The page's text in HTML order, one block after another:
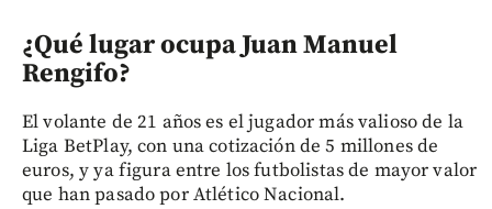
¿Qué lugar ocupa Juan Manuel
Rengifo?
El volante de 21 años es el jugador más valioso de la
Liga BetPlay, con una cotización de 5 millones de
euros, y ya figura entre los futbolistas de mayor valor
que han pasado por Atlético Nacional.